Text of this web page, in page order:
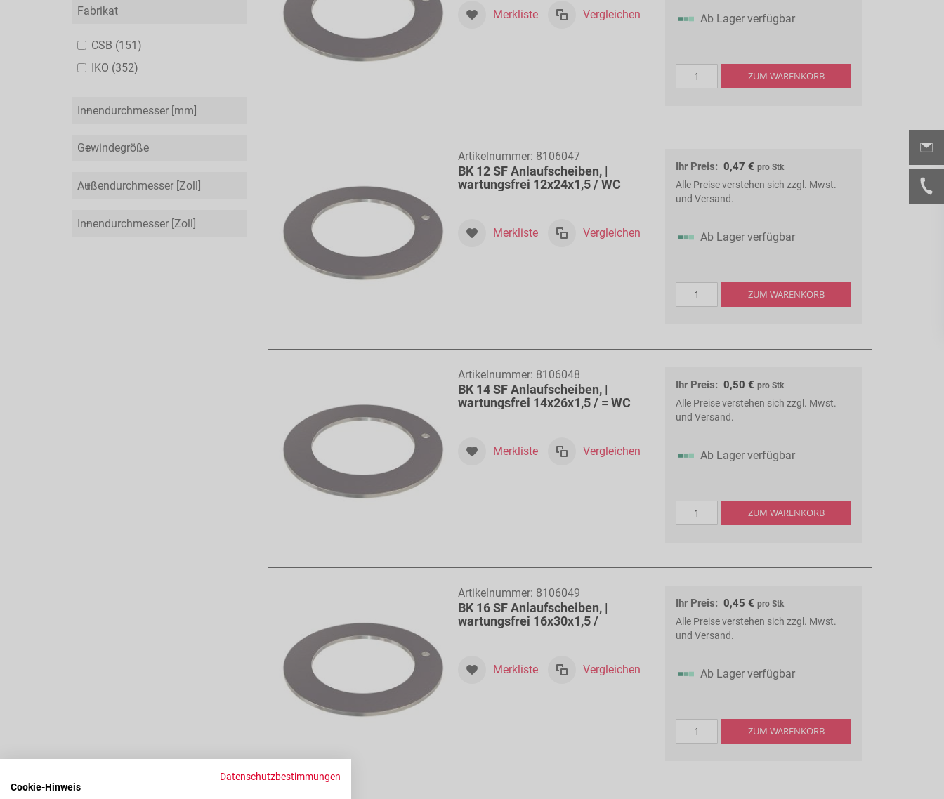
Fabrikat
CSB 151
IKO 352
Innendurchmesser [mm]
Gewindegröße
Außendurchmesser [Zoll]
Innendurchmesser [Zoll]
Merkliste Vergleichen Ab Lager verfügbar
ZUM WARENKORB
Artikelnummer: 8106047
BK 12 SF Anlaufscheiben, |
wartungsfrei 12x24x1,5 / WC
Merkliste Vergleichen
Ihr Preis: 0,47 € pro Stk
Alle Preise verstehen sich zzgl. Mwst.
und Versand.
Ab Lager verfügbar
ZUM WARENKORB
Artikelnummer: 8106048
BK 14 SF Anlaufscheiben, |
wartungsfrei 14x26x1,5 / = WC
Merkliste Vergleichen
Ihr Preis: 0,50 € pro Stk
Alle Preise verstehen sich zzgl. Mwst.
und Versand.
Ab Lager verfügbar
ZUM WARENKORB
Artikelnummer: 8106049
BK 16 SF Anlaufscheiben, |
wartungsfrei 16x30x1,5 /
Merkliste Vergleichen
Ihr Preis: 0,45 € pro Stk
Alle Preise verstehen sich zzgl. Mwst.
und Versand.
Ab Lager verfügbar
ZUM WARENKORB
Datenschutzbestimmungen
Cookie-Hinweis